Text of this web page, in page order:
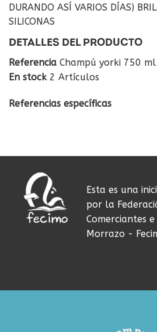
DURANDO ASÍ VARIOS DÍAS)
SILICONAS
DETALLES DEL PRODUCTO
Referencia Champú yorki 750 ml
En stock 2 Artículos
Referencias específicas
Esta es una
por la
Comerciantes
Morrazo -